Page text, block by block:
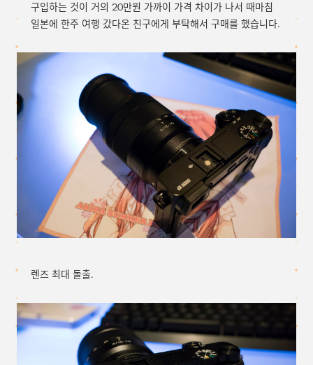
구입하는 것이 거의 20만원 가까이 가격 차이가 나서 때마침
일본에 한주 여행 갔다온 친구에게 부탁해서 구매를 했습니다.
렌즈 최대 돌출.